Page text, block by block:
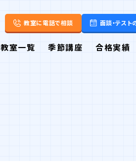
教室に電話で相談 面談・テスト
教室一覧 季節講座 合格実績